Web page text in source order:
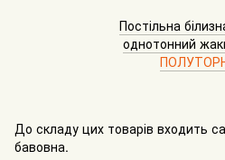
Постільна
однотонний
До складу цих товарів входить
бавовна.